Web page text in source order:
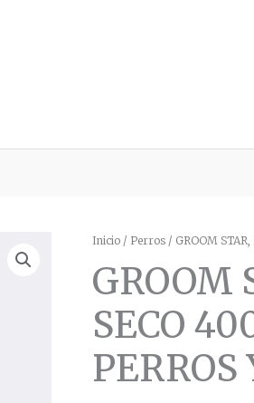
Inicio/ Perros/ GROOM STAR,
GROOM
SECO
PERROS
GROOM
BAÑO
EN
SECO
400
ML.,
PARA
PERROS